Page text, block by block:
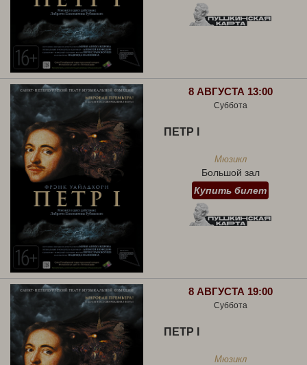
8 АВГУСТА 13:00
Суббота
ПЕТР I
Мюзикл
Большой зал
Купить билет
8 АВГУСТА 19:00
Суббота
ПЕТР I
Мюзикл